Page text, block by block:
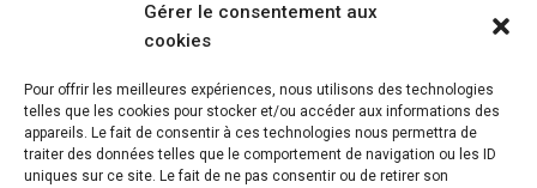
Gérer le consentement aux
cookies
Pour offrir les meilleures expériences, nous utilisons des technologies
telles que les cookies pour stocker et/ou accéder aux informations des
appareils. Le fait de consentir à ces technologies nous permettra de
traiter des données telles que le comportement de navigation ou les ID
uniques sur ce site. Le fait de ne pas consentir ou de retirer son
Programme du festival
Le festival Sound of Silent
Actualités
Programme PDF